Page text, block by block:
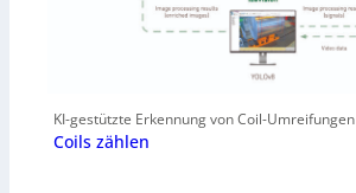
KI-gestützte Erkennung von Coil-Umreifungen
Coils zählen